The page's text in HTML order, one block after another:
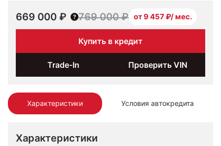
Характеристики Условия автокредита
Характеристики
669 000 ₽ 769 000 ₽ от 9 457 ₽/ мес.
Купить в кредит
Trade-In Проверить VIN